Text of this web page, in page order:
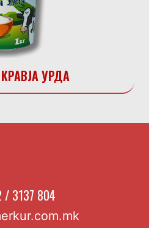
УРДА
3137 804